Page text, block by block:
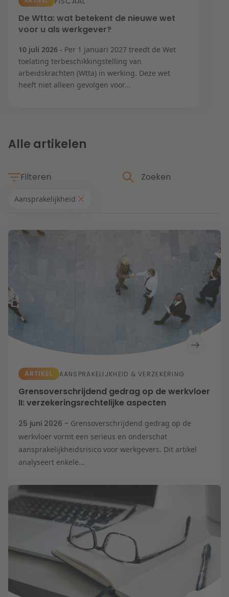
Herstructurering & Insolventie
Energie
Zorg & Sociaal domein
Overheid & Omgeving
Aanbesteding & Mededinging
Dichtbij de kansen en uitdagingen in de
woningbouw
Dichtbij de wendbare onderneming
Internationale partners
Nieuws
Nederlands
English
De Wtta: wat betekent de nieuwe wet
voor u als werkgever?
10 juli 2026 - Per 1 januari 2027 treedt de Wet
toelating terbeschikkingstelling van
arbeidskrachten (Wtta) in werking. Deze wet
heeft niet alleen gevolgen voor...
Alle artikelen
Filteren
Energietransitie
Mededinging
Aansprakelijkheid
& Verzekering
Banking & Finance
Corporate & M&A
De veerkrachtige
Energie
Fiscaal
Herstructurering &
Insolventie
IE & Innovatie
Litigation
Onderwijs
Overheid &
Omgeving
Vastgoed
Zorg & Sociaal
domein
Aansprakelijkheid
ARTIKEL AANSPRAKELIJKHEID & VERZEKERING
Grensoverschrijdend gedrag op de werkvloer
II: verzekeringsrechtelijke aspecten
25 juni 2026 - Grensoverschrijdend gedrag op de
werkvloer vormt een serieus en onderschat
aansprakelijkheidsrisico voor werkgevers. Dit artikel
analyseert enkele...